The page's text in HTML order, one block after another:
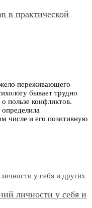
в практической
переживающего
бывает трудно
пользе конфликтов.
числе и его позитивную
личности у себя и